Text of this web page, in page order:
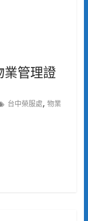
業管理證
台中榮服處, 物業